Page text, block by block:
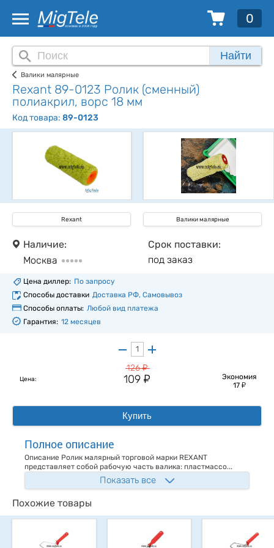
0
Найти
Валики малярные
Rexant 89-0123 Ролик (сменный)
полиакрил, ворс 18 мм
Код товара: 89-0123
Rexant Валики малярные
Наличие:
Москва
Срок поставки:
под заказ
Цена диллер: По запросу
Способы доставки Доставка РФ, Самовывоз
Способы оплаты: Любой вид платежа
Гарантия: 12 месяцев
Цена:
126у
109у
Экономия
17 у
Купить
Полное описание
Описание Ролик малярный торговой марки REXANT
представляет собой рабочую часть валика: пластмассо...
Показать все
Похожие товары